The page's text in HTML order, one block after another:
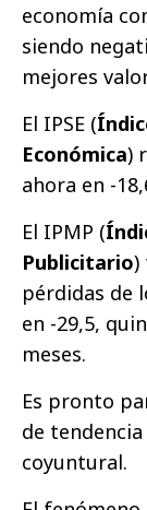
economía
siendo
mejores
El IPSE (
Económica)
ahora en -
El IPMP (
Publicitario)
pérdidas de
en -29,5,
meses.
Es pronto
de
coyuntural.